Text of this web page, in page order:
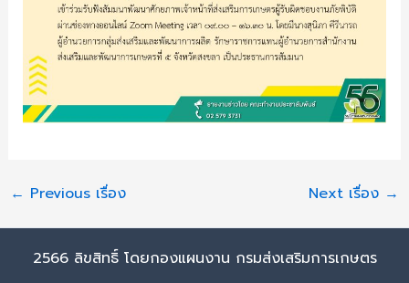
← Previous เรื่อง Next เรื่อง →
2566 ลิขสิทธิ์ โดยกองแผนงาน กรมส่งเสริมการเกษตร